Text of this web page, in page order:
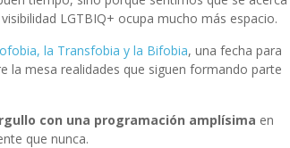
visibilidad LGTBIQ+ ocupa mucho más espacio.
la Transfobia y la Bifobia, una fecha para
la mesa realidades que siguen formando parte
con una programación amplísima en
que nunca.